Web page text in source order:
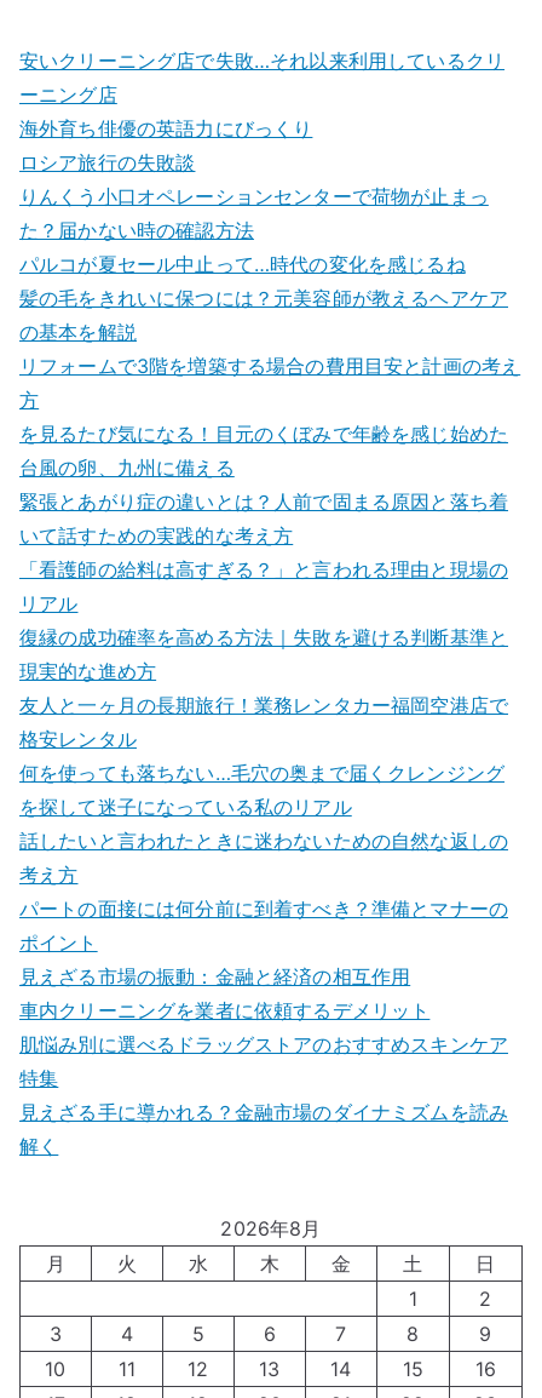
安いクリーニング店で失敗…それ以来利用しているクリ
ーニング店
海外育ち俳優の英語力にびっくり
ロシア旅行の失敗談
りんくう小口オペレーションセンターで荷物が止まっ
た？届かない時の確認方法
パルコが夏セール中止って…時代の変化を感じるね
髪の毛をきれいに保つには？元美容師が教えるヘアケア
の基本を解説
リフォームで3階を増築する場合の費用目安と計画の考え
方
を見るたび気になる！目元のくぼみで年齢を感じ始めた
台風の卵、九州に備える
緊張とあがり症の違いとは？人前で固まる原因と落ち着
いて話すための実践的な考え方
「看護師の給料は高すぎる？」と言われる理由と現場の
リアル
復縁の成功確率を高める方法｜失敗を避ける判断基準と
現実的な進め方
友人と一ヶ月の長期旅行！業務レンタカー福岡空港店で
格安レンタル
何を使っても落ちない…毛穴の奥まで届くクレンジング
を探して迷子になっている私のリアル
話したいと言われたときに迷わないための自然な返しの
考え方
パートの面接には何分前に到着すべき？準備とマナーの
ポイント
見えざる市場の振動：金融と経済の相互作用
車内クリーニングを業者に依頼するデメリット
肌悩み別に選べるドラッグストアのおすすめスキンケア
特集
見えざる手に導かれる？金融市場のダイナミズムを読み
解く
2026年8月
月
火 水 木 金 土
日
1
2
3
4 5 6 7 8
9
10
11 12 13 14 15
16